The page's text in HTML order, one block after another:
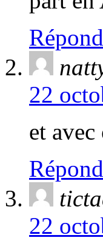
22
et
22